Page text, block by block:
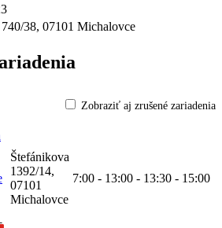
38, 07101 Michalovce
Zobraziť aj zrušené zariadenia
Štefánikova
1392/14,
07101
Michalovce
7:00 - 13:00 - 13:30 - 15:00